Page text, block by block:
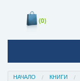
(0)
Начало
НАЧАЛО КНИГИ